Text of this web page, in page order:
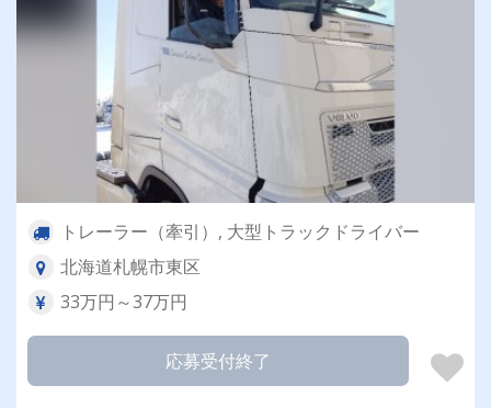
トレーラー（牽引）, 大型トラックドライバー
北海道札幌市東区
33万円～37万円
応募受付終了